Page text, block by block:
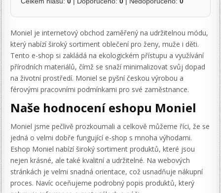
Moniel je internetový obchod zaměřený na udržitelnou módu,
který nabízí široký sortiment oblečení pro ženy, muže i děti.
Tento e-shop si zakládá na ekologickém přístupu a využívání
přírodních materiálů, čímž se snaží minimalizovat svůj dopad
na životní prostředí. Moniel se pyšní českou výrobou a
férovými pracovními podmínkami pro své zaměstnance.
Naše hodnocení eshopu Moniel
Moniel jsme pečlivě prozkoumali a celkově můžeme říci, že se
jedná o velmi dobře fungující e-shop s mnoha výhodami.
Eshop Moniel nabízí široký sortiment produktů, které jsou
nejen krásné, ale také kvalitní a udržitelné. Na webových
stránkách je velmi snadná orientace, což usnadňuje nákupní
proces. Navíc oceňujeme podrobný popis produktů, který